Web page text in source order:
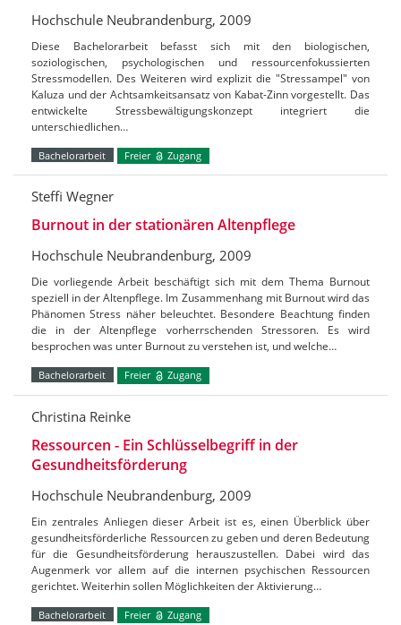
Hochschule Neubrandenburg, 2009
Diese Bachelorarbeit befasst sich mit den biologischen,
soziologischen, psychologischen und ressourcenfokussierten
Stressmodellen. Des Weiteren wird explizit die "Stressampel" von
Kaluza und der Achtsamkeitsansatz von Kabat-Zinn vorgestellt. Das
entwickelte Stressbewältigungskonzept integriert die
unterschiedlichen…
Bachelorarbeit Freier Zugang
Steffi Wegner
Burnout in der stationären Altenpflege
Hochschule Neubrandenburg, 2009
Die vorliegende Arbeit beschäftigt sich mit dem Thema Burnout
speziell in der Altenpflege. Im Zusammenhang mit Burnout wird das
Phänomen Stress näher beleuchtet. Besondere Beachtung finden
die in der Altenpflege vorherrschenden Stressoren. Es wird
besprochen was unter Burnout zu verstehen ist, und welche…
Bachelorarbeit Freier Zugang
Christina Reinke
Ressourcen - Ein Schlüsselbegriff in der
Gesundheitsförderung
Hochschule Neubrandenburg, 2009
Ein zentrales Anliegen dieser Arbeit ist es, einen Überblick über
gesundheitsförderliche Ressourcen zu geben und deren Bedeutung
für die Gesundheitsförderung herauszustellen. Dabei wird das
Augenmerk vor allem auf die internen psychischen Ressourcen
gerichtet. Weiterhin sollen Möglichkeiten der Aktivierung…
Bachelorarbeit Freier Zugang